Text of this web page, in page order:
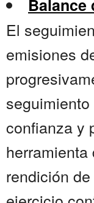
El
emisiones
confianza y
rendición